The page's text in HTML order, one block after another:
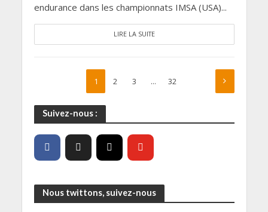
endurance dans les championnats IMSA (USA)...
LIRE LA SUITE
1 2 3 … 32
Suivez-nous :
Nous twittons, suivez-nous